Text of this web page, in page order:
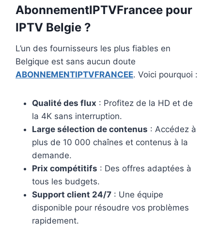
AbonnementIPTVFrancee pour
IPTV Belgie ?
L’un des fournisseurs les plus fiables en
Belgique est sans aucun doute
ABONNEMENTIPTVFRANCEE. Voici pourquoi :
Qualité des flux : Profitez de la HD et de
la 4K sans interruption.
Large sélection de contenus : Accédez à
plus de 10 000 chaînes et contenus à la
demande.
Prix compétitifs : Des offres adaptées à
tous les budgets.
Support client 24/7 : Une équipe
disponible pour résoudre vos problèmes
rapidement.